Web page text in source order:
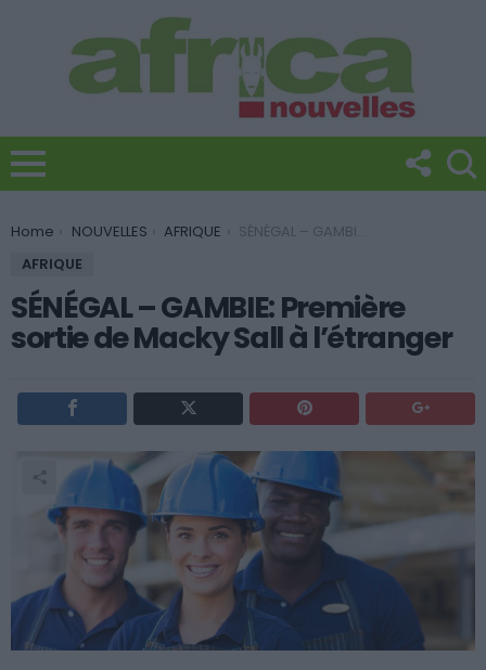
You are here:
Home NOUVELLES AFRIQUE
SÉNÉGAL – GAMBIE: Première sortie de Macky Sall à l’étranger
AFRIQUE
SÉNÉGAL – GAMBIE: Première
sortie de Macky Sall à l’étranger